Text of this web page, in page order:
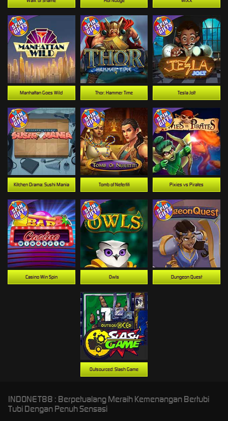
Manhattan Goes Wild
Casino Win Spin
Tomb of Nefertiti
Tesla Jolt
Dungeon Quest
Outsourced: Slash Game
Owls
Kitchen Drama: Sushi Mania Pixies vs Pirates
Thor: Hammer Time
INDONET88 : Berpetualang Meraih Kemenangan Bertubi
Tubi Dengan Penuh Sensasi